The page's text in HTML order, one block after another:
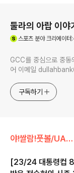
둘라의 아랍 이야
스포츠분야 크리에이터
GCC를 중심으로 중동
어 이메일
구독하기
야!쌀람!풋볼/UAE 리그
[23/24 대통령컵 8